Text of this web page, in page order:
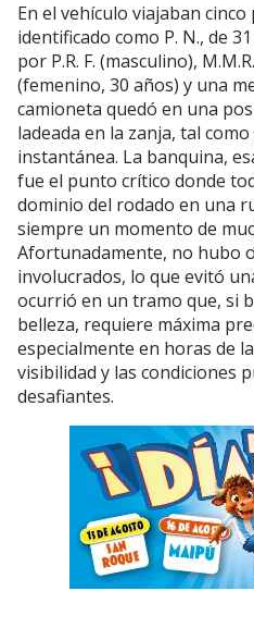
En el vehículo viajaban
identificado como P. N., de
por P.R. F. (masculino),
(femenino, 30 años) y una
camioneta quedó en una
ladeada en la zanja, tal
instantánea. La banquina,
fue el punto crítico donde
dominio del rodado en una
siempre un momento de
Afortunadamente, no hubo
involucrados, lo que evitó
ocurrió en un tramo que, si
belleza, requiere máxima
especialmente en horas de
visibilidad y las condiciones
desafiantes.